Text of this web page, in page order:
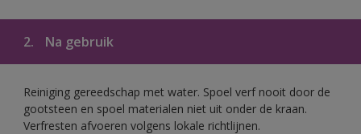
2. Na gebruik
Reiniging gereedschap met water. Spoel verf nooit door de
gootsteen en spoel materialen niet uit onder de kraan.
Verfresten afvoeren volgens lokale richtlijnen.